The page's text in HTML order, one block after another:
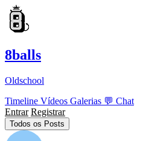
8balls
Oldschool
Timeline Vídeos Galerias 💬 Chat
Entrar Registrar
Todos os Posts